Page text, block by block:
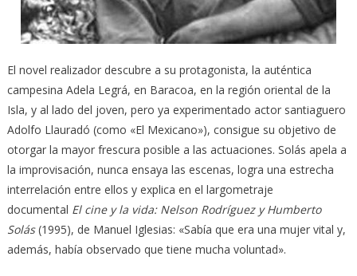
El novel realizador descubre a su protagonista, la auténtica
campesina Adela Legrá, en Baracoa, en la región oriental de la
Isla, y al lado del joven, pero ya experimentado actor santiaguero
Adolfo Llauradó (como «El Mexicano»), consigue su objetivo de
otorgar la mayor frescura posible a las actuaciones. Solás apela a
la improvisación, nunca ensaya las escenas, logra una estrecha
interrelación entre ellos y explica en el largometraje
documental El cine y la vida: Nelson Rodríguez y Humberto
Solás(1995), de Manuel Iglesias: «Sabía que era una mujer vital y,
además, había observado que tiene mucha voluntad».